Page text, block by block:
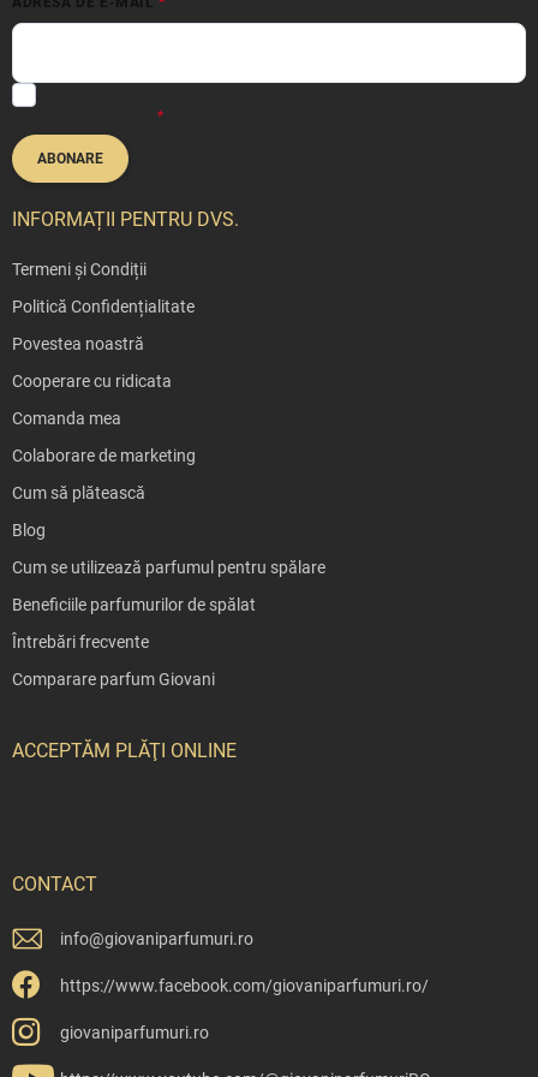
ABONARE
INFORMAȚII PENTRU DVS.
Termeni și Condiții
Politică Confidențialitate
Povestea noastră
Cooperare cu ridicata
Comanda mea
Colaborare de marketing
Cum să plătească
Blog
Cum se utilizează parfumul pentru spălare
Beneficiile parfumurilor de spălat
Întrebări frecvente
Comparare parfum Giovani
ACCEPTĂM PLĂŢI ONLINE
CONTACT
info@giovaniparfumuri.ro
https://www.facebook.com/giovaniparfumuri.ro/
giovaniparfumuri.ro